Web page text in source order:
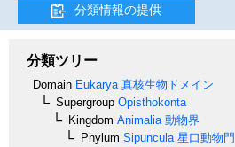
分類情報の提供
分類ツリー
Domain Eukarya 真核生物ドメイン
Supergroup Opisthokonta
Kingdom Animalia 動物界
Phylum Sipuncula 星口動物門